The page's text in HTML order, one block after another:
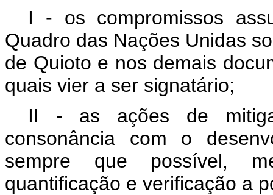
I - os compromissos
Quadro das Nações Unidas
de Quioto e nos demais
quais vier a ser signatário;
II - as ações de
consonância com o
sempre que possível,
quantificação e verificação a